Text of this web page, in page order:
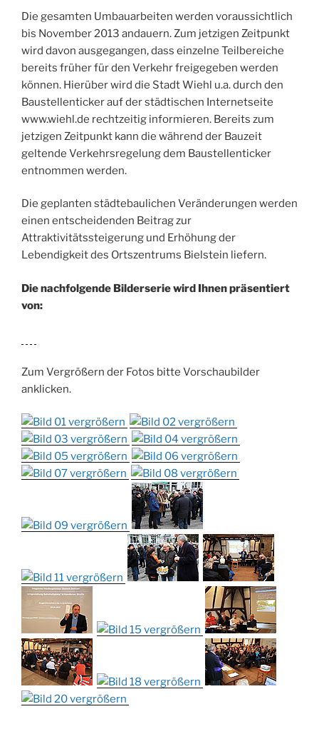
Die gesamten Umbauarbeiten werden voraussichtlich
bis November 2013 andauern. Zum jetzigen Zeitpunkt
wird davon ausgegangen, dass einzelne Teilbereiche
bereits früher für den Verkehr freigegeben werden
können. Hierüber wird die Stadt Wiehl u.a. durch den
Baustellenticker auf der städtischen Internetseite
www.wiehl.de rechtzeitig informieren. Bereits zum
jetzigen Zeitpunkt kann die während der Bauzeit
geltende Verkehrsregelung dem Baustellenticker
entnommen werden.
Die geplanten städtebaulichen Veränderungen werden
einen entscheidenden Beitrag zur
Attraktivitätssteigerung und Erhöhung der
Lebendigkeit des Ortszentrums Bielstein liefern.
Die nachfolgende Bilderserie wird Ihnen präsentiert
von:
Zum Vergrößern der Fotos bitte Vorschaubilder
anklicken.